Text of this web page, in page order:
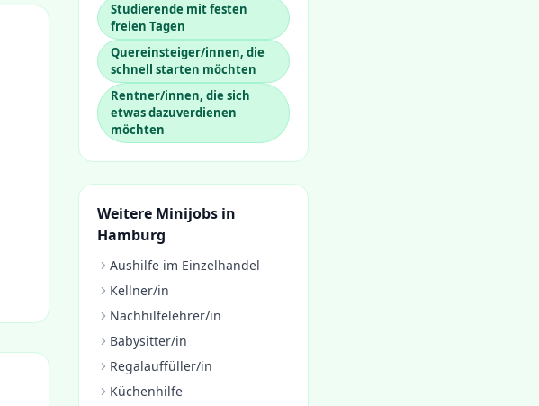
Studierende mit festen
freien Tagen
Quereinsteiger/innen, die
schnell starten möchten
Rentner/innen, die sich
etwas dazuverdienen
möchten
Weitere Minijobs in
Hamburg
Aushilfe im Einzelhandel
Kellner/in
Nachhilfelehrer/in
Babysitter/in
Regalauffüller/in
Küchenhilfe